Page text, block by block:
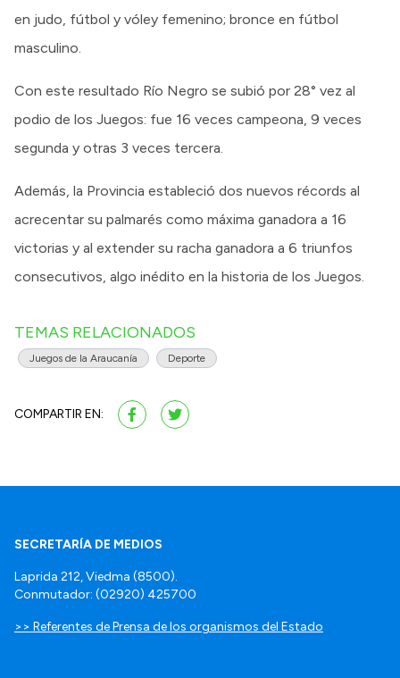
en judo, fútbol y vóley femenino; bronce en fútbol
masculino.
Con este resultado Río Negro se subió por 28° vez al
podio de los Juegos: fue 16 veces campeona, 9 veces
segunda y otras 3 veces tercera.
Además, la Provincia estableció dos nuevos récords al
acrecentar su palmarés como máxima ganadora a 16
victorias y al extender su racha ganadora a 6 triunfos
consecutivos, algo inédito en la historia de los Juegos.
TEMAS RELACIONADOS
Juegos de la Araucanía Deporte
COMPARTIR EN:
SECRETARÍA DE MEDIOS
Laprida 212, Viedma (8500).
Conmutador: (02920) 425700
>> Referentes de Prensa de los organismos del Estado